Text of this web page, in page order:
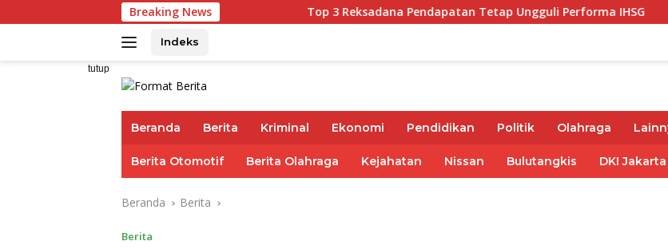
ke
Breaking NewsTop 3 Reksadana Pendapatan Tetap Ungguli Performa IHSG Gubernur
Indeks
tutup
Beranda Berita Kriminal Ekonomi Pendidikan Politik Olahraga
Berita Otomotif Berita Olahraga Kejahatan Nissan Bulutangkis DKI Jakarta
Beranda Berita
Berita